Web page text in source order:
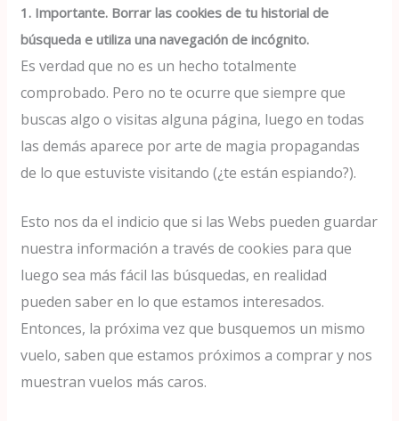
1. Importante. Borrar las cookies de tu historial de
búsqueda e utiliza una navegación de incógnito.
Es verdad que no es un hecho totalmente
comprobado. Pero no te ocurre que siempre que
buscas algo o visitas alguna página, luego en todas
las demás aparece por arte de magia propagandas
de lo que estuviste visitando (¿te están espiando?).
Esto nos da el indicio que si las Webs pueden guardar
nuestra información a través de cookies para que
luego sea más fácil las búsquedas, en realidad
pueden saber en lo que estamos interesados.
Entonces, la próxima vez que busquemos un mismo
vuelo, saben que estamos próximos a comprar y nos
muestran vuelos más caros.